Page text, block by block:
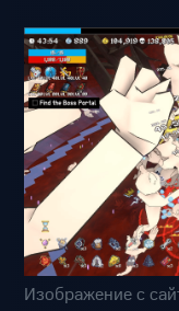
Изображение с